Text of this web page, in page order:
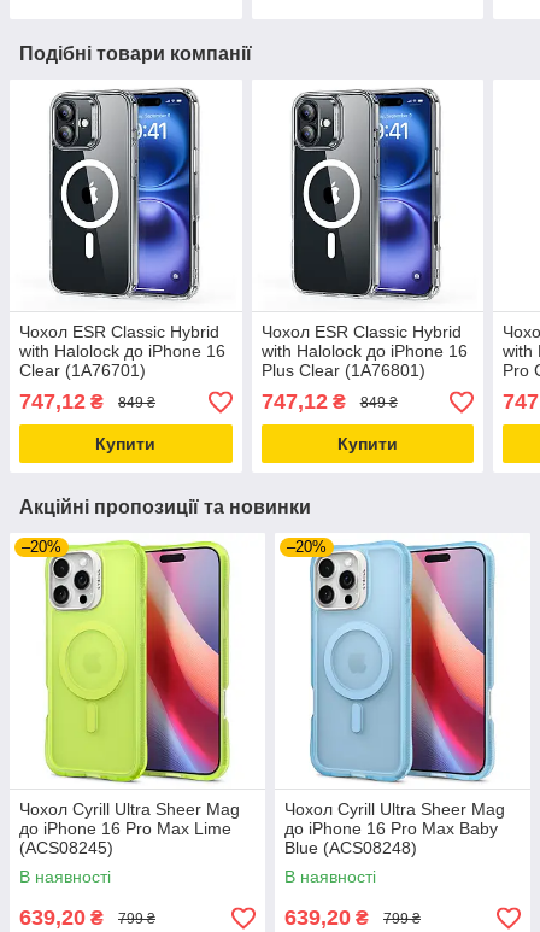
Подібні товари компанії
Чохол ESR Classic Hybrid
with Halolock до iPhone 16
Clear (1A76701)
747,12 ₴ 849 ₴
Купити
Чохол ESR Classic Hybrid
with Halolock до iPhone 16
Plus Clear (1A76801)
747,12₴ 849 ₴
Купити
with
Pro
Акційні пропозиції та новинки
–20%
Чохол Cyrill Ultra Sheer Mag
до iPhone 16 Pro Max Lime
(ACS08245)
В наявності
639,20 ₴ 799 ₴
–20%
Чохол Cyrill Ultra Sheer Mag
до iPhone 16 Pro Max Baby
Blue (ACS08248)
В наявності
639,20 ₴ 799 ₴